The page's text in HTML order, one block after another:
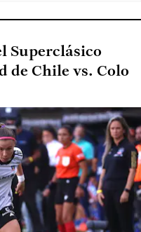
Superclásico
de Chile vs. Colo